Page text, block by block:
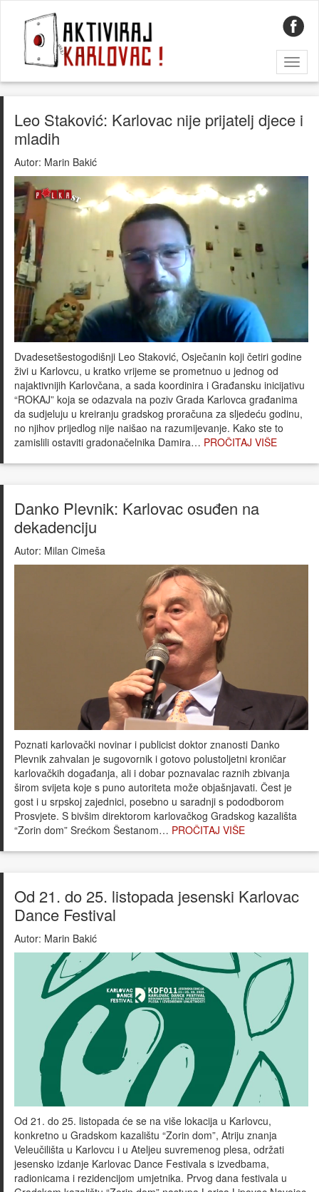
Leo Staković: Karlovac nije prijatelj djece i
mladih
Autor: Marin Bakić
Dvadesetšestogodišnji Leo Staković, Osječanin koji četiri godine
živi u Karlovcu, u kratko vrijeme se prometnuo u jednog od
najaktivnijih Karlovčana, a sada koordinira i Građansku inicijativu
“ROKAJ” koja se odazvala na poziv Grada Karlovca građanima
da sudjeluju u kreiranju gradskog proračuna za sljedeću godinu,
no njihov prijedlog nije naišao na razumijevanje. Kako ste to
zamislili ostaviti gradonačelnika Damira… PROČITAJ VIŠE
Danko Plevnik: Karlovac osuđen na
dekadenciju
Autor: Milan Cimeša
Poznati karlovački novinar i publicist doktor znanosti Danko
Plevnik zahvalan je sugovornik i gotovo polustoljetni kroničar
karlovačkih događanja, ali i dobar poznavalac raznih zbivanja
širom svijeta koje s puno autoriteta može objašnjavati. Čest je
gost i u srpskoj zajednici, posebno u saradnji s pododborom
Prosvjete. S bivšim direktorom karlovačkog Gradskog kazališta
“Zorin dom” Srećkom Šestanom… PROČITAJ VIŠE
Od 21. do 25. listopada jesenski Karlovac
Dance Festival
Autor: Marin Bakić
Od 21. do 25. listopada će se na više lokacija u Karlovcu,
konkretno u Gradskom kazalištu “Zorin dom”, Atriju znanja
Veleučilišta u Karlovcu i u Ateljeu suvremenog plesa, održati
jesensko izdanje Karlovac Dance Festivala s izvedbama,
radionicama i rezidencijom umjetnika. Prvog dana festivala u